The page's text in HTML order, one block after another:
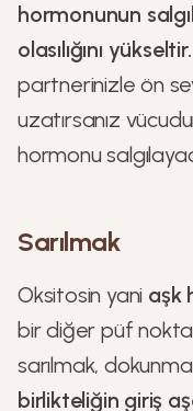
hormonunun
olasılığını yükseltir.
partnerinizle ön
uzatırsanız
hormonu
Sarılmak
Oksitosin yani aşk
bir diğer püf nokta
sarılmak,
birlikteliğin giriş